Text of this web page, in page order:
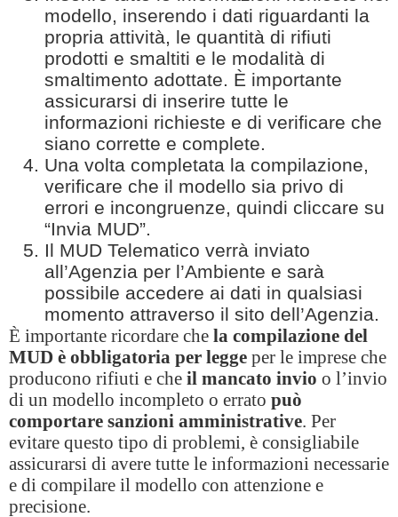
modello, inserendo i dati riguardanti la
propria attività, le quantità di rifiuti
prodotti e smaltiti e le modalità di
smaltimento adottate. È importante
assicurarsi di inserire tutte le
informazioni richieste e di verificare che
siano corrette e complete.
Una volta completata la compilazione,
verificare che il modello sia privo di
errori e incongruenze, quindi cliccare su
“Invia MUD”.
Il MUD Telematico verrà inviato
all’Agenzia per l’Ambiente e sarà
possibile accedere ai dati in qualsiasi
momento attraverso il sito dell’Agenzia.
È importante ricordare che la compilazione del
MUD è obbligatoria per legge per le imprese che
producono rifiuti e che il mancato invio o l’invio
di un modello incompleto o errato può
comportare sanzioni amministrative. Per
evitare questo tipo di problemi, è consigliabile
assicurarsi di avere tutte le informazioni necessarie
e di compilare il modello con attenzione e
precisione.